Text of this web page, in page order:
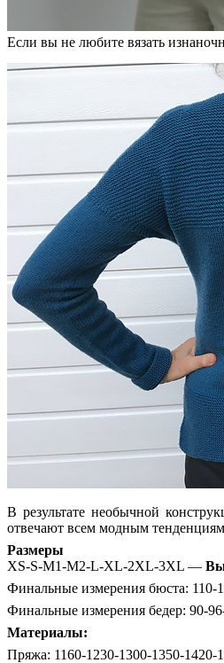
Если вы не любите вязать
В результате необычной
отвечают всем модным
Размеры
XS-S-M1-M2-L-XL-2XL-3XL —
Финальные измерения бюста: 110-
Финальные измерения бедер: 90-
Материалы:
Пряжа: 1160-1230-1300-1350-